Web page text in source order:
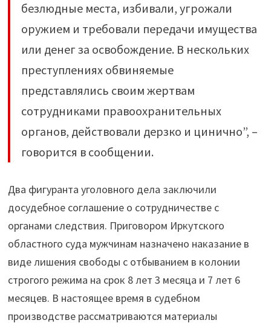
безлюдные места, избивали, угрожали
оружием и требовали передачи имущества
или денег за освобождение. В нескольких
преступлениях обвиняемые
представлялись своим жертвам
сотрудниками правоохранительных
органов, действовали дерзко и цинично”, –
говорится в сообщении.
Два фигуранта уголовного дела заключили
досудебное соглашение о сотрудничестве с
органами следствия. Приговором Иркутского
областного суда мужчинам назначено наказание в
виде лишения свободы с отбыванием в колонии
строгого режима на срок 8 лет 3 месяца и 7 лет 6
месяцев. В настоящее время в судебном
производстве рассматриваются материалы